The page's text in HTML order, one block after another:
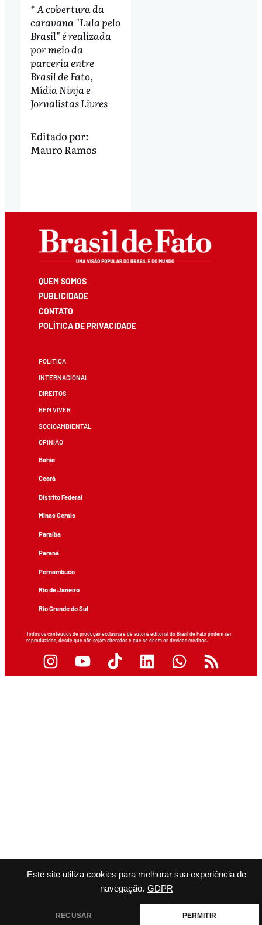
Este site utiliza cookies para melhorar sua experiência de
navegação. GDPR
RECUSAR PERMITIR
* A cobertura da
caravana "Lula pelo
Brasil" é realizada
por meio da
parceria entre
Brasil de Fato,
Mídia Ninja e
Jornalistas Livres
Editado por:
Mauro Ramos
QUEM SOMOS
PUBLICIDADE
CONTATO
POLÍTICA DE PRIVACIDADE
POLÍTICA
INTERNACIONAL
DIREITOS
BEM VIVER
SOCIOAMBIENTAL
OPINIÃO
Bahia
Ceará
Distrito Federal
Minas Gerais
Paraíba
Paraná
Pernambuco
Rio de Janeiro
Rio Grande do Sul
Todos os conteúdos de produção exclusiva e de autoria editorial do Brasil de Fato podem ser
reproduzidos, desde que não sejam alterados e que se deem os devidos créditos.